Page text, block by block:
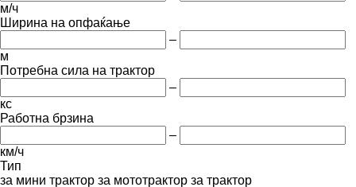
м/ч
Ширина на опфаќање
–
м
Потребна сила на трактор
–
кс
Работна брзина
–
км/ч
Тип
за мини трактор за мототрактор за трактор